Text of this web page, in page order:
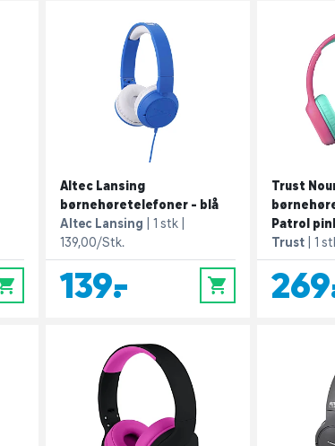
0
Altec Lansing
børnehøretelefoner - blå
Altec Lansing
1 stk
139,00/Stk.
139,- 0
Trust
Patrol
Trust
1